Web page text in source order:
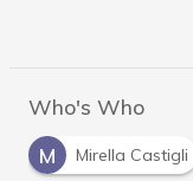
Who's Who
M
Mirella Castigli